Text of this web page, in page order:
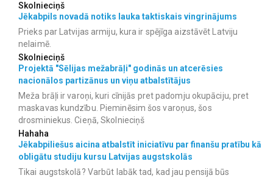
Skolnieciņš
Jēkabpils novadā notiks lauka taktiskais vingrinājums
Prieks par Latvijas armiju, kura ir spējīga aizstāvēt Latviju
nelaimē.
Skolnieciņš
Projektā "Sēlijas mežabrāļi" godinās un atcerēsies
nacionālos partizānus un viņu atbalstītājus
Meža brāļi ir varoņi, kuri cīnijās pret padomju okupāciju, pret
maskavas kundzību. Pieminēsim šos varoņus, šos
drosminiekus. Cieņā, Skolnieciņš
Hahaha
Jēkabpiliešus aicina atbalstīt iniciatīvu par finanšu pratību kā
obligātu studiju kursu Latvijas augstskolās
Tikai augstskolā? Varbūt labāk tad, kad jau pensijā būs